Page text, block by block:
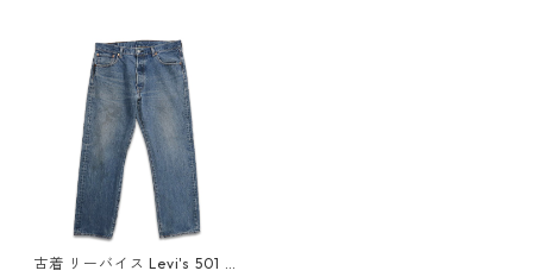
古着 リーバイス Levi's 501 デ